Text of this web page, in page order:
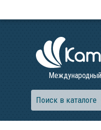
Международный